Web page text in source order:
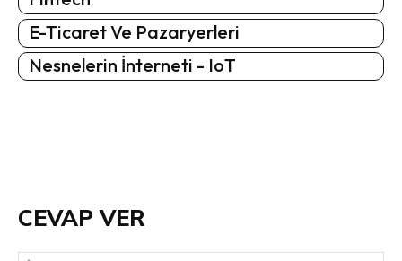
E-Ticaret Ve Pazaryerleri
Nesnelerin İnterneti - IoT
CEVAP VER